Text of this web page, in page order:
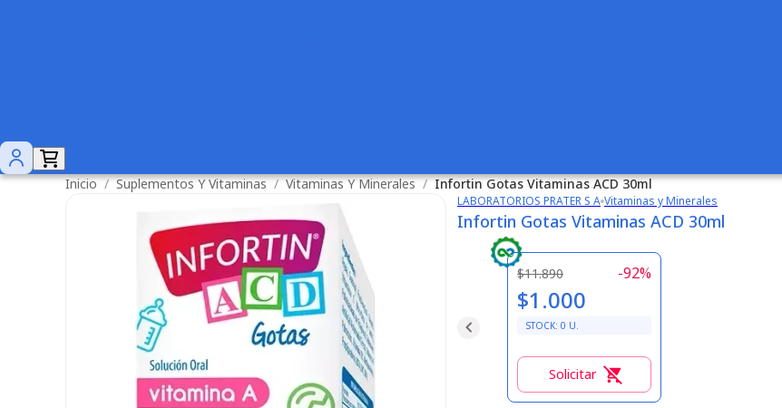
Inicio / Suplementos Y Vitaminas / Vitaminas Y Minerales / Infortin Gotas Vitaminas ACD 30ml
LABORATORIOS PRATER S A Vitaminas y Minerales
Infortin Gotas Vitaminas ACD 30ml
$11.890 -92%
$1.000
STOCK: 0 U.
Solicitar